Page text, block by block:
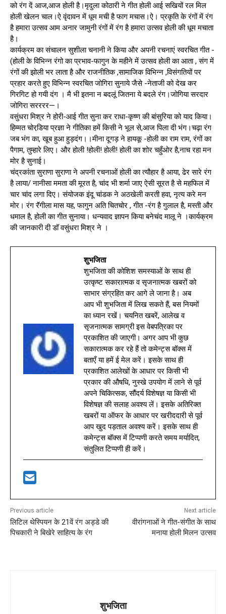
को रंग दें आज,आज होली है।मृदुला कोठारी ने गीत होली आई सखियों रल मिल
होली खेलन चाल।ऐ वृंदावन में धूम मची है फाग मचास।ऐ। प्रकृति के रंगों में रंग
है हमारा उत्सव आम अनार जामुनी रंगों में रंग है हमारा उत्सव होली की धूम मचाता
है।
कार्यक्रम का संचालन सुशीला चनानी ने किया और अपनी रचनाएं स्वरचित गीत -
(होली के विभिन्न रंगो का प्रभाव-फागुन के महीने में उत्सव होली का आता , संग में
रंगों की झोली भर लाता है और राजनीतिक ,सामाजिक विभिन्न ,विसंगतियों पर
प्रहार करते हुए विभिन्न स्वरचित जोगिरा सुनाये जैसे -नेताजी को देख कर
गिरगिट हो गयी दंग । मै भी इतना न बदलूं जितना ये बदले रंग।जोगिया सरदार
जोगिरा सरररर—।
वसुंधरा मिश्र ने होरी-आई गीत सुना कर राधा-कृष्ण की बांसुरिया को याद किया।
हिम्मत चोरडि़या प्रज्ञा ने गीतिका हमें किसी ने भूल से,आज पिला दी भंग।चढ़ा रंग
जब भंग का, खूब हुआ हुड़दंग।।मीना दूगड़ ने हायकू -होली का राम राम, रंगों का
पैगाम, तुम्हारे लिए। और होली !होली! होली! होली का शोर चहुँओर है,नाच रहा मन
मोर है सुनाई।
चंद्रकांता सुराणा सुराणा ने अपनी रचनाओं होली का त्यौहार है आया, ढेर सारे रंग
है लाया/ नानीसा ममता की मूरत है, चांद भी शर्मा जाए ऐसी सूरत है से महफिल में
चार चांद लगा दिए। संयोजक इंदू चांडक ने अठखेली करती हवा, नृत्य करे मन
मोर। रंग रॅऺगीला मास यह, फागुन अति चितचोर , गीत -रंग है गुलाल है, मस्ती और
धमाल है, होली का गीत सुनाया। धन्यवाद ज्ञापन किया बनेचंद मालू ने ।कार्यक्रम
की जानकारी दी डॉ वसुंधरा मिश्र ने ।
शुभजिता
शुभजिता की कोशिश समस्याओं के साथ ही
उत्कृष्ट सकारात्मक व सृजनात्मक खबरों को
साभार संग्रहित कर आगे ले जाना है। अब
आप भी शुभजिता में लिख सकते हैं, बस नियमों
का ध्यान रखें। चयनित खबरें, आलेख व
सृजनात्मक सामग्री इस वेबपत्रिका पर
प्रकाशित की जाएगी। अगर आप भी कुछ
सकारात्मक कर रहे हैं तो कमेन्ट्स बॉक्स में
बताएँ या हमें ई मेल करें। इसके साथ ही
प्रकाशित आलेखों के आधार पर किसी भी
प्रकार की औषधि, नुस्खे उपयोग में लाने से पूर्व
अपने चिकित्सक, सौंदर्य विशेषज्ञ या किसी भी
विशेषज्ञ की सलाह अवश्य लें। इसके अतिरिक्त
खबरों या ऑफर के आधार पर खरीददारी से पूर्व
आप खुद पड़ताल अवश्य करें। इसके साथ ही
कमेन्ट्स बॉक्स में टिप्पणी करते समय मर्यादित,
संतुलित टिप्पणी ही करें।
Previous article
लिटिल थेस्पियन के 21वें रंग अड्डे की
पिचकारी ने बिखेरे साहित्य के रंग
Next article
वीरांगनाओं ने गीत-संगीत के साथ
मनाया होली मिलन उत्सव
शुभजिता